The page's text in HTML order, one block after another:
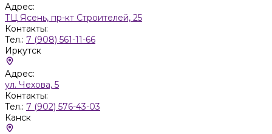
Адрес:
ТЦ Ясень, пр-кт Строителей, 25
Контакты:
Тел.: 7 (908) 561-11-66
Иркутск
Адрес:
ул. Чехова, 5
Контакты:
Тел.: 7 (902) 576-43-03
Канск